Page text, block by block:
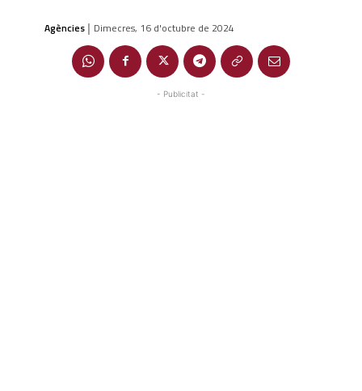
Agències | Dimecres, 16 d'octubre de 2024
- Publicitat -